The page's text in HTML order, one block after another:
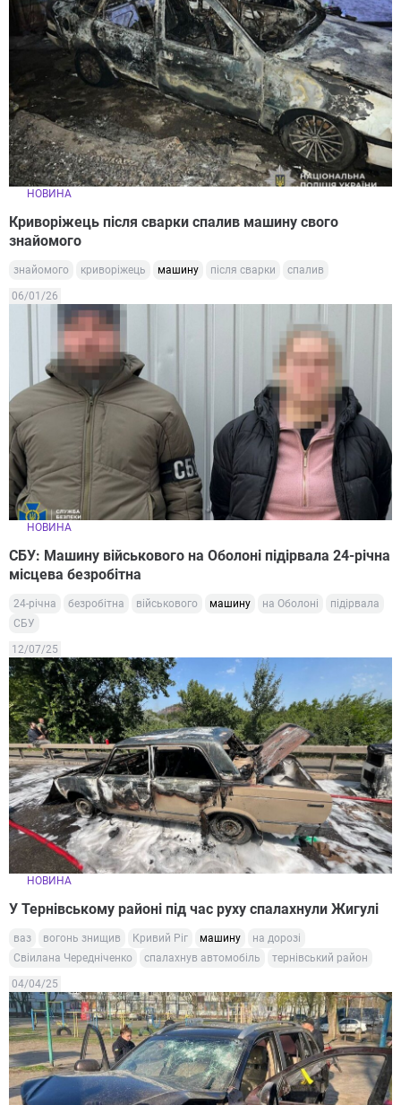
НОВИНА
Криворіжець після сварки спалив машину свого
знайомого
знайомого криворіжець машину після сварки спалив
06/01/26
НОВИНА
СБУ: Машину військового на Оболоні підірвала 24-річна
місцева безробітна
24-річна безробітна військового машину на Оболоні
підірвала
СБУ
12/07/25
НОВИНА
У Тернівському районі під час руху спалахнули Жигулі
ваз вогонь знищив Кривий Ріг машину
на дорозі
Свіилана Чередніченко
спалахнув автомобіль тернівський район
04/04/25